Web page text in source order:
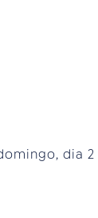
dia 2